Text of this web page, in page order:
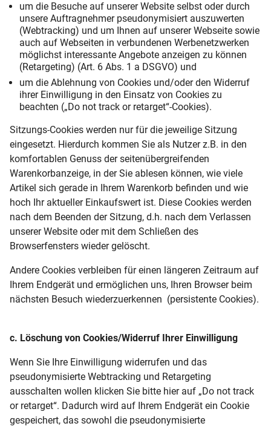
um die Besuche auf unserer Website selbst oder durch
unsere Auftragnehmer pseudonymisiert auszuwerten
(Webtracking) und um Ihnen auf unserer Webseite sowie
auch auf Webseiten in verbundenen Werbenetzwerken
möglichst interessante Angebote anzeigen zu können
(Retargeting) (Art. 6 Abs. 1 a DSGVO) und
um die Ablehnung von Cookies und/oder den Widerruf
ihrer Einwilligung in den Einsatz von Cookies zu
beachten („Do not track or retarget“-Cookies).
Sitzungs-Cookies werden nur für die jeweilige Sitzung
eingesetzt. Hierdurch kommen Sie als Nutzer z.B. in den
komfortablen Genuss der seitenübergreifenden
Warenkorbanzeige, in der Sie ablesen können, wie viele
Artikel sich gerade in Ihrem Warenkorb befinden und wie
hoch Ihr aktueller Einkaufswert ist. Diese Cookies werden
nach dem Beenden der Sitzung, d.h. nach dem Verlassen
unserer Website oder mit dem Schließen des
Browserfensters wieder gelöscht.
Andere Cookies verbleiben für einen längeren Zeitraum auf
Ihrem Endgerät und ermöglichen uns, Ihren Browser beim
nächsten Besuch wiederzuerkennen (persistente Cookies).
c. Löschung von Cookies/Widerruf Ihrer Einwilligung
Wenn Sie Ihre Einwilligung widerrufen und das
pseudonymisierte Webtracking und Retargeting
ausschalten wollen klicken Sie bitte hier auf „Do not track
or retarget“. Dadurch wird auf Ihrem Endgerät ein Cookie
gespeichert, das sowohl die pseudonymisierte